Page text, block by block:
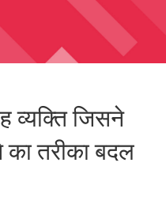
जिसने
तरीका बदल